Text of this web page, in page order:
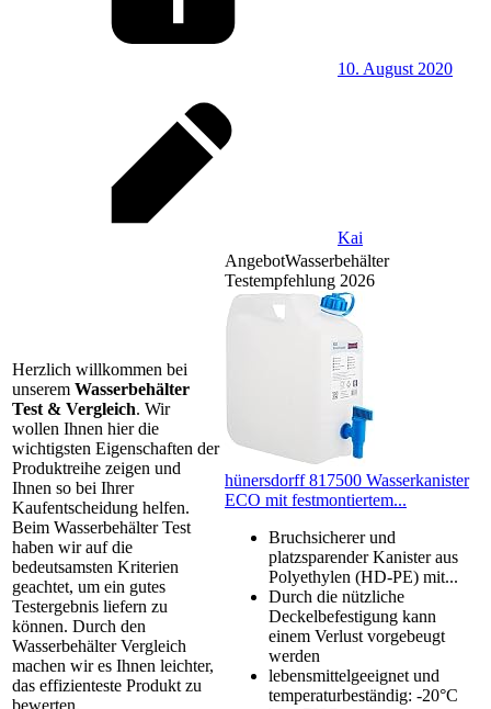
10. August 2020
Kai
Herzlich willkommen bei
unserem Wasserbehälter
Test & Vergleich. Wir
wollen Ihnen hier die
wichtigsten Eigenschaften der
Produktreihe zeigen und
Ihnen so bei Ihrer
Kaufentscheidung helfen.
Beim Wasserbehälter Test
haben wir auf die
bedeutsamsten Kriterien
geachtet, um ein gutes
Testergebnis liefern zu
können. Durch den
Wasserbehälter Vergleich
machen wir es Ihnen leichter,
das effizienteste Produkt zu
AngebotWasserbehälter
Testempfehlung 2026
hünersdorff 817500 Wasserkanister
ECO mit festmontiertem...
Bruchsicherer und
platzsparender Kanister aus
Polyethylen (HD-PE) mit...
Durch die nützliche
Deckelbefestigung kann
einem Verlust vorgebeugt
werden
lebensmittelgeeignet und
temperaturbeständig: -20°C